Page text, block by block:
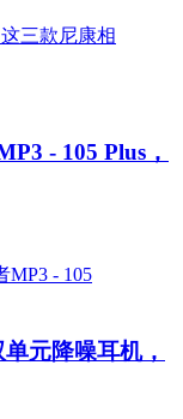
- 105 Plus，
元降噪耳机，